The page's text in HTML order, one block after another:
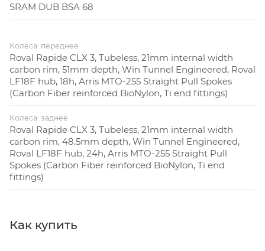
SRAM DUB BSA 68
Колеса: переднее
Roval Rapide CLX 3, Tubeless, 21mm internal width
carbon rim, 51mm depth, Win Tunnel Engineered, Roval
LF18F hub, 18h, Arris MTO-255 Straight Pull Spokes
(Carbon Fiber reinforced BioNylon, Ti end fittings)
Колеса: заднее
Roval Rapide CLX 3, Tubeless, 21mm internal width
carbon rim, 48.5mm depth, Win Tunnel Engineered,
Roval LF18F hub, 24h, Arris MTO-255 Straight Pull
Spokes (Carbon Fiber reinforced BioNylon, Ti end
fittings)
Как купить